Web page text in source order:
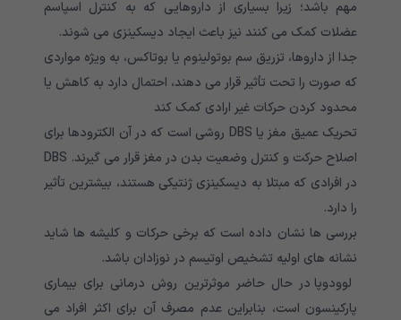
مهم باشد؛ زیرا بسیاری از داروهایی که به کنترل اسپاسم
عضلات کمک می کنند نیز باعث ایجاد دیسکینزی می شوند.
جدا از داروها، تزریق سم بوتولینوم یا بوتاکس، به ویژه مواردی
که صورت را تحت تأثیر قرار می دهند، احتمال دارد به کاهش یا
محدود کردن حرکات غیر ارادی کمک کند
تحریک عمیق مغز یا DBS روشی است که در آن الکترودها برای
اصلاح حرکت و کنترل وضعیت بدن در مغز قرار می گیرند. DBS
در افرادی که مبتلا به دیسکینزی ژنتیکی هستند، بیشترین تأثیر
را دارد.
بررسی ها نشان داده است که برخی حرکات و کلیشه ها شاید
نشانه های اولیه تشخیص اوتیسم در نوزادان باشد.
لوودوپا در حال حاضر موثرترین روش درمانی برای بیماری
پارکینسون است، بنابراین عدم مصرف آن برای اکثر افراد می